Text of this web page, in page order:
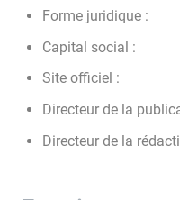
Forme juridique :
Capital social :
Site officiel :
Directeur de la
Directeur de la